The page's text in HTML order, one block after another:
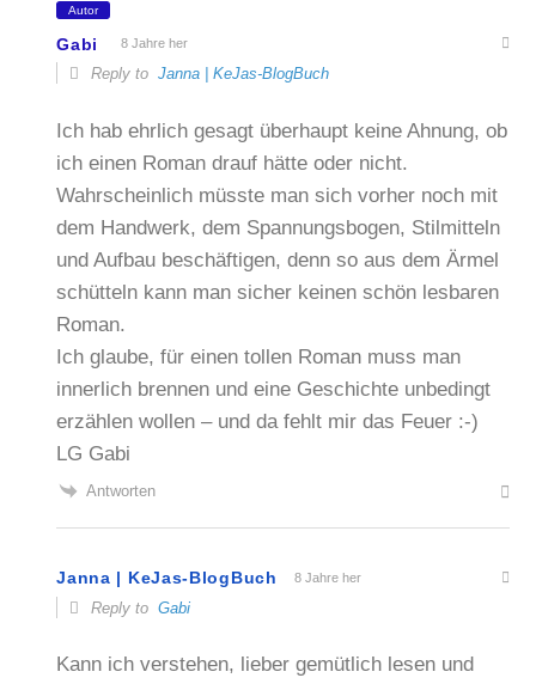
Autor
Gabi 8 Jahre her
Reply toJanna | KeJas-BlogBuch
Ich hab ehrlich gesagt überhaupt keine Ahnung, ob
ich einen Roman drauf hätte oder nicht.
Wahrscheinlich müsste man sich vorher noch mit
dem Handwerk, dem Spannungsbogen, Stilmitteln
und Aufbau beschäftigen, denn so aus dem Ärmel
schütteln kann man sicher keinen schön lesbaren
Roman.
Ich glaube, für einen tollen Roman muss man
innerlich brennen und eine Geschichte unbedingt
erzählen wollen – und da fehlt mir das Feuer :-)
LG Gabi
Antworten
Janna | KeJas-BlogBuch 8 Jahre her
Reply toGabi
Kann ich verstehen, lieber gemütlich lesen und